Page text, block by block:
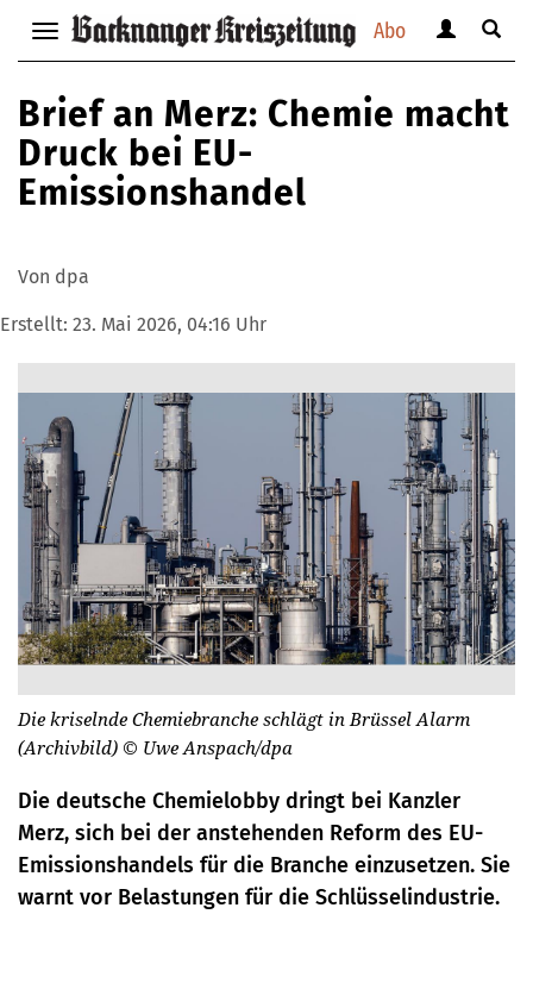
Abo
Navigation
anzeigen
bzw.
verbergen
anzeigen
verbergen
Suche
Brief an Merz: Chemie macht
Druck bei EU-
Emissionshandel
Von dpa
Erstellt: 23. Mai 2026, 04:16 Uhr
Die kriselnde Chemiebranche schlägt in Brüssel Alarm
(Archivbild) © Uwe Anspach/dpa
Die deutsche Chemielobby dringt bei Kanzler
Merz, sich bei der anstehenden Reform des EU-
Emissionshandels für die Branche einzusetzen. Sie
warnt vor Belastungen für die Schlüsselindustrie.